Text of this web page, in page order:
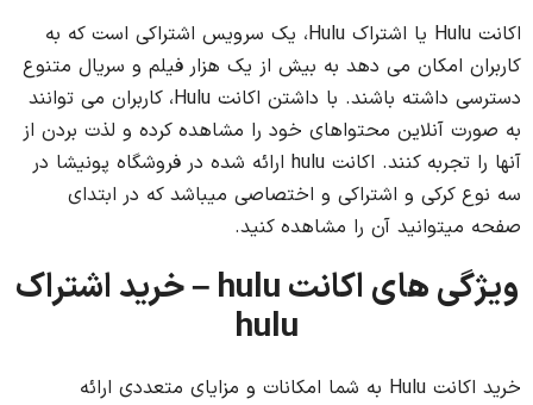
اکانت Hulu یا اشتراک Hulu، یک سرویس اشتراکی است که به
کاربران امکان می دهد به بیش از یک هزار فیلم و سریال متنوع
دسترسی داشته باشند. با داشتن اکانت Hulu، کاربران می توانند
به صورت آنلاین محتواهای خود را مشاهده کرده و لذت بردن از
آنها را تجربه کنند. اکانت hulu ارائه شده در فروشگاه پونیشا در
سه نوع کرکی و اشتراکی و اختصاصی میباشد که در ابتدای
صفحه میتوانید آن را مشاهده کنید.
ویژگی های اکانت hulu – خرید اشتراک
hulu
خرید اکانت Hulu به شما امکانات و مزایای متعددی ارائه